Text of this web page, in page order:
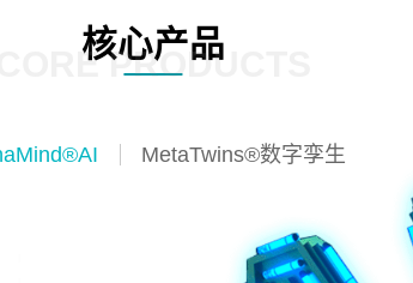
核心产品
CORE PRODUCTS
MetaTwins®数字孪生